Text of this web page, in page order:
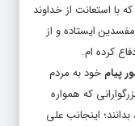
با استعانت از خداوند
ایستاده و از
کرده ام.
پیام خود به مردم
که همواره
اینجانب علی